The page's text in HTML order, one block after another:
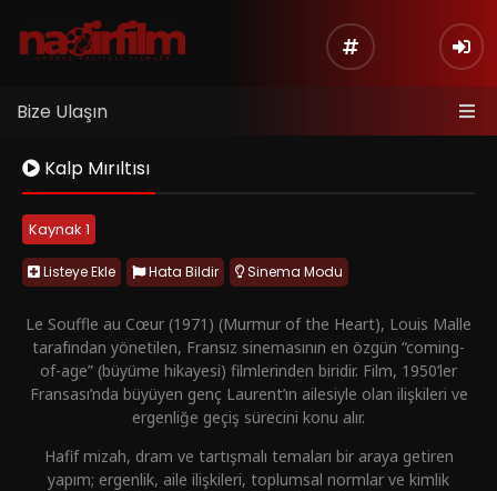
Bize Ulaşın
Kalp Mırıltısı
Kaynak 1
Listeye Ekle Hata Bildir Sinema Modu
Le Souffle au Cœur (1971) (Murmur of the Heart), Louis Malle
tarafından yönetilen, Fransız sinemasının en özgün “coming-
of-age” (büyüme hikayesi) filmlerinden biridir. Film, 1950’ler
Fransası’nda büyüyen genç Laurent’ın ailesiyle olan ilişkileri ve
ergenliğe geçiş sürecini konu alır.
Hafif mizah, dram ve tartışmalı temaları bir araya getiren
yapım; ergenlik, aile ilişkileri, toplumsal normlar ve kimlik